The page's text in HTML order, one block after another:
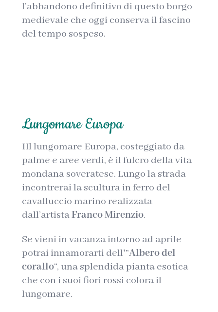
l’abbandono definitivo di questo borgo
medievale che oggi conserva il fascino
del tempo sospeso.
Lungomare Europa
IIl lungomare Europa, costeggiato da
palme e aree verdi, è il fulcro della vita
mondana soveratese. Lungo la strada
incontrerai la scultura in ferro del
cavalluccio marino realizzata
dall’artistaFranco Mirenzio.
Se vieni in vacanza intorno ad aprile
potrai innamorarti dell'”Albero del
corallo“, una splendida pianta esotica
che con i suoi fiori rossi colora il
lungomare.